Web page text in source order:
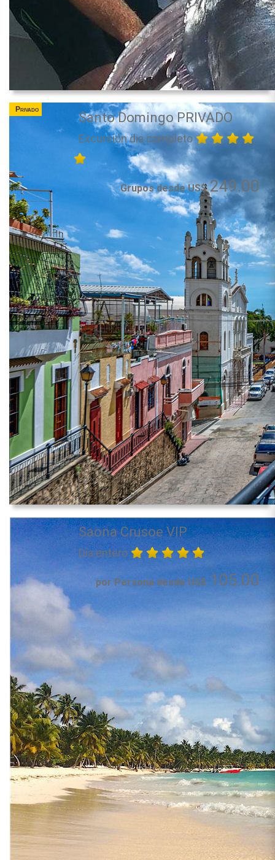
Privado
Santo Domingo PRIVADO
Excursión dia completo
Grupos desde US$249.00
Saona Crusoe VIP
Día entero
por Persona desde US$ 105.00